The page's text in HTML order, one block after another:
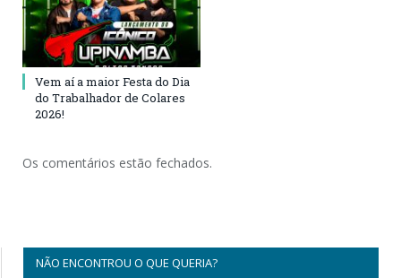
Vem aí a maior Festa do Dia
do Trabalhador de Colares
2026!
Os comentários estão fechados.
NÃO ENCONTROU O QUE QUERIA?